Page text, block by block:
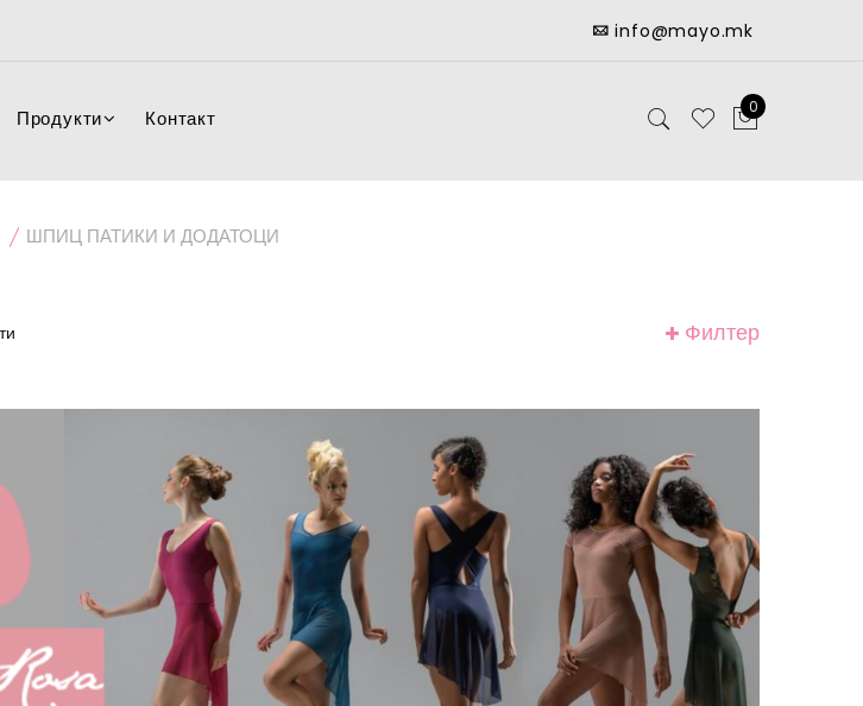
info@mayo.mk
Продукти Контакт 0
ШПИЦ ПАТИКИ И ДОДАТОЦИ
Филтер